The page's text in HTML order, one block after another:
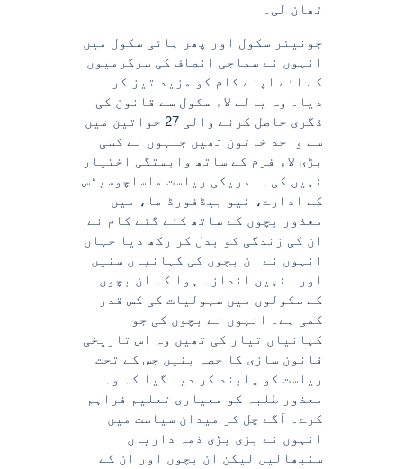
ٹھان لی۔
جونیئر سکول اور پھر ہائی سکول میں
انہوں نے سماجی انصاف کی سرگرمیوں
کے لئے اپنے کام کو مزید تیز کر
دیا۔ وہ یالے لاء سکول سے قانون کی
ڈگری حاصل کرنے والی 27 خواتین میں
سے واحد خاتون تھیں جنہوں نے کسی
بڑی لاء فرم کے ساتھ وابستگی اختیار
نہیں کی۔ امریکی ریاست ماساچوسیٹس
کے ادارے، نیو بیڈفورڈ ما، میں
معذور بچوں کے ساتھ کئے گئے کام نے
ان کی زندگی کو بدل کر رکھ دیا جہاں
انہوں نے ان بچوں کی کہانیاں سنیں
اور انہیں اندازہ ہوا کہ ان بچوں
کے سکولوں میں سہولیات کی کس قدر
کمی ہے۔ انہوں نے بچوں کی جو
کہانیاں تیار کی تھیں وہ اس تاریخی
قانون سازی کا حصہ بنیں جس کے تحت
ریاست کو پابند کر دیا گیا کہ وہ
معذور طلبہ کو معیاری تعلیم فراہم
کرے۔ آگے چل کر میدان سیاست میں
انہوں نے بڑی بڑی ذمہ داریاں
سنبھالیں لیکن ان بچوں اور ان کے